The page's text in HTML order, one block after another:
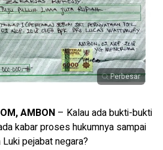
Perbesar
AMBON – Kalau ada bukti-bukti
kabar proses hukumnya sampai
pejabat negara?